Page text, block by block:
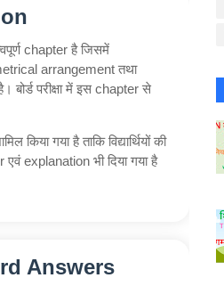
chapter है जिसमें
arrangement तथा
परीक्षा में इस chapter से
किया गया है ताकि विद्यार्थियों की
explanation भी दिया गया है
Answers